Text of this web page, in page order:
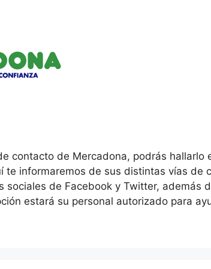
contacto de Mercadona, podrás hallarlo
te informaremos de sus distintas vías de
sociales de Facebook y Twitter, además
estará su personal autorizado para